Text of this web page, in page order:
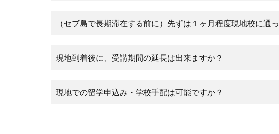
（セブ島で長期滞在する前に）先ずは１ヶ月程度現地校に通
現地到着後に、受講期間の延長は出来ますか？
現地での留学申込み・学校手配は可能ですか？